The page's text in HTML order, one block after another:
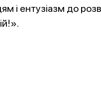
і ентузіазм до